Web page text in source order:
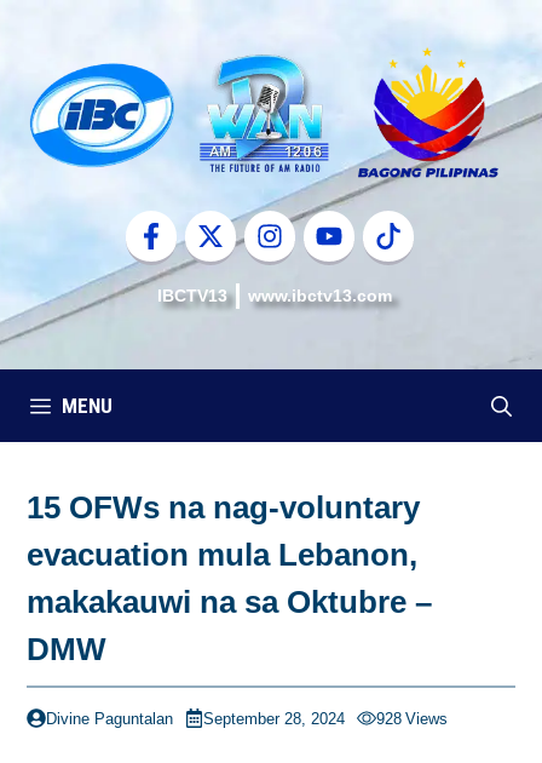
content
IBCTV13 www.ibctv13.com
MENU
15 OFWs na nag-voluntary
evacuation mula Lebanon,
makakauwi na sa Oktubre –
DMW
Divine Paguntalan September 28, 2024 928 Views